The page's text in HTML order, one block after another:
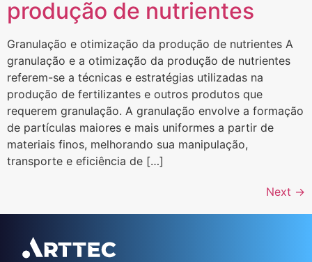
produção de nutrientes
Granulação e otimização da produção de nutrientes A
granulação e a otimização da produção de nutrientes
referem-se a técnicas e estratégias utilizadas na
produção de fertilizantes e outros produtos que
requerem granulação. A granulação envolve a formação
de partículas maiores e mais uniformes a partir de
materiais finos, melhorando sua manipulação,
transporte e eficiência de […]
Next →